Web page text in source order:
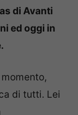
di Avanti
ed oggi in
di tutti. Lei